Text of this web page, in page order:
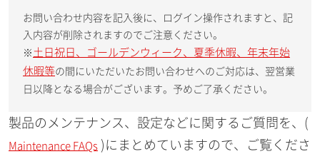
お問い合わせ内容を記入後に、ログイン操作されますと、記
入内容が削除されますのでご注意ください。
※ 土日祝日、ゴールデンウィーク、夏季休暇、年末年始
休暇等の間にいただいたお問い合わせへのご対応は、翌営業
日以降となる場合がございます。予めご了承ください。
製品のメンテナンス、設定などに関するご質問を、(
Maintenance FAQs )にまとめていますので、ご覧くださ